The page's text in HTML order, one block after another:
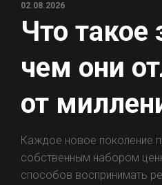
02.08.2026
Что такое
чем они
от
Каждое новое поколение
собственным набором
способов воспринимать